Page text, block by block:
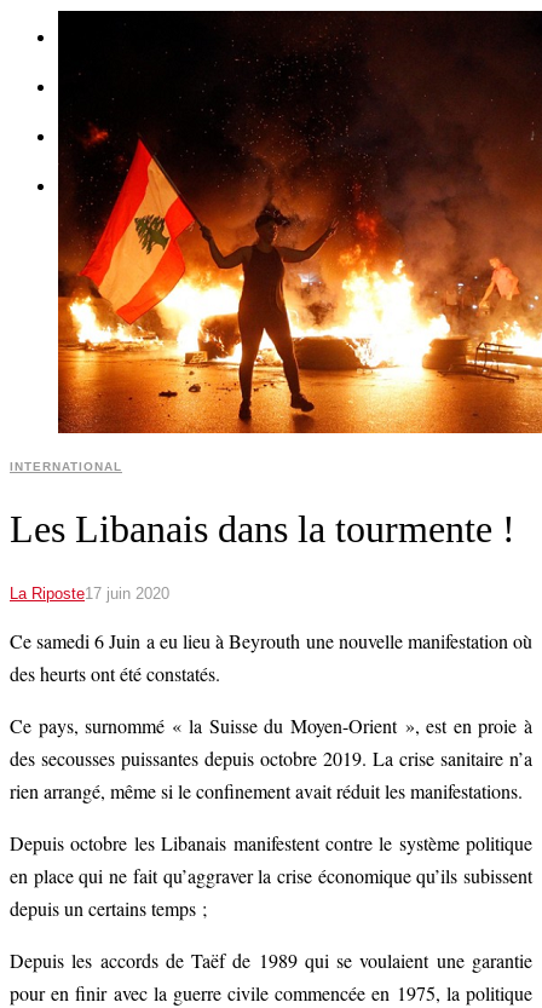
CULTURE
MULTIMÉDIAS
INTERNATIONAL
Les Libanais dans la tourmente !
La Riposte17 juin 2020
Ce samedi 6 Juin a eu lieu à Beyrouth une nouvelle manifestation où
des heurts ont été constatés.
Ce pays, surnommé « la Suisse du Moyen-Orient », est en proie à
des secousses puissantes depuis octobre 2019. La crise sanitaire n’a
rien arrangé, même si le confinement avait réduit les manifestations.
Depuis octobre les Libanais manifestent contre le système politique
en place qui ne fait qu’aggraver la crise économique qu’ils subissent
depuis un certains temps ;
Depuis les accords de Taëf de 1989 qui se voulaient une garantie
pour en finir avec la guerre civile commencée en 1975, la politique